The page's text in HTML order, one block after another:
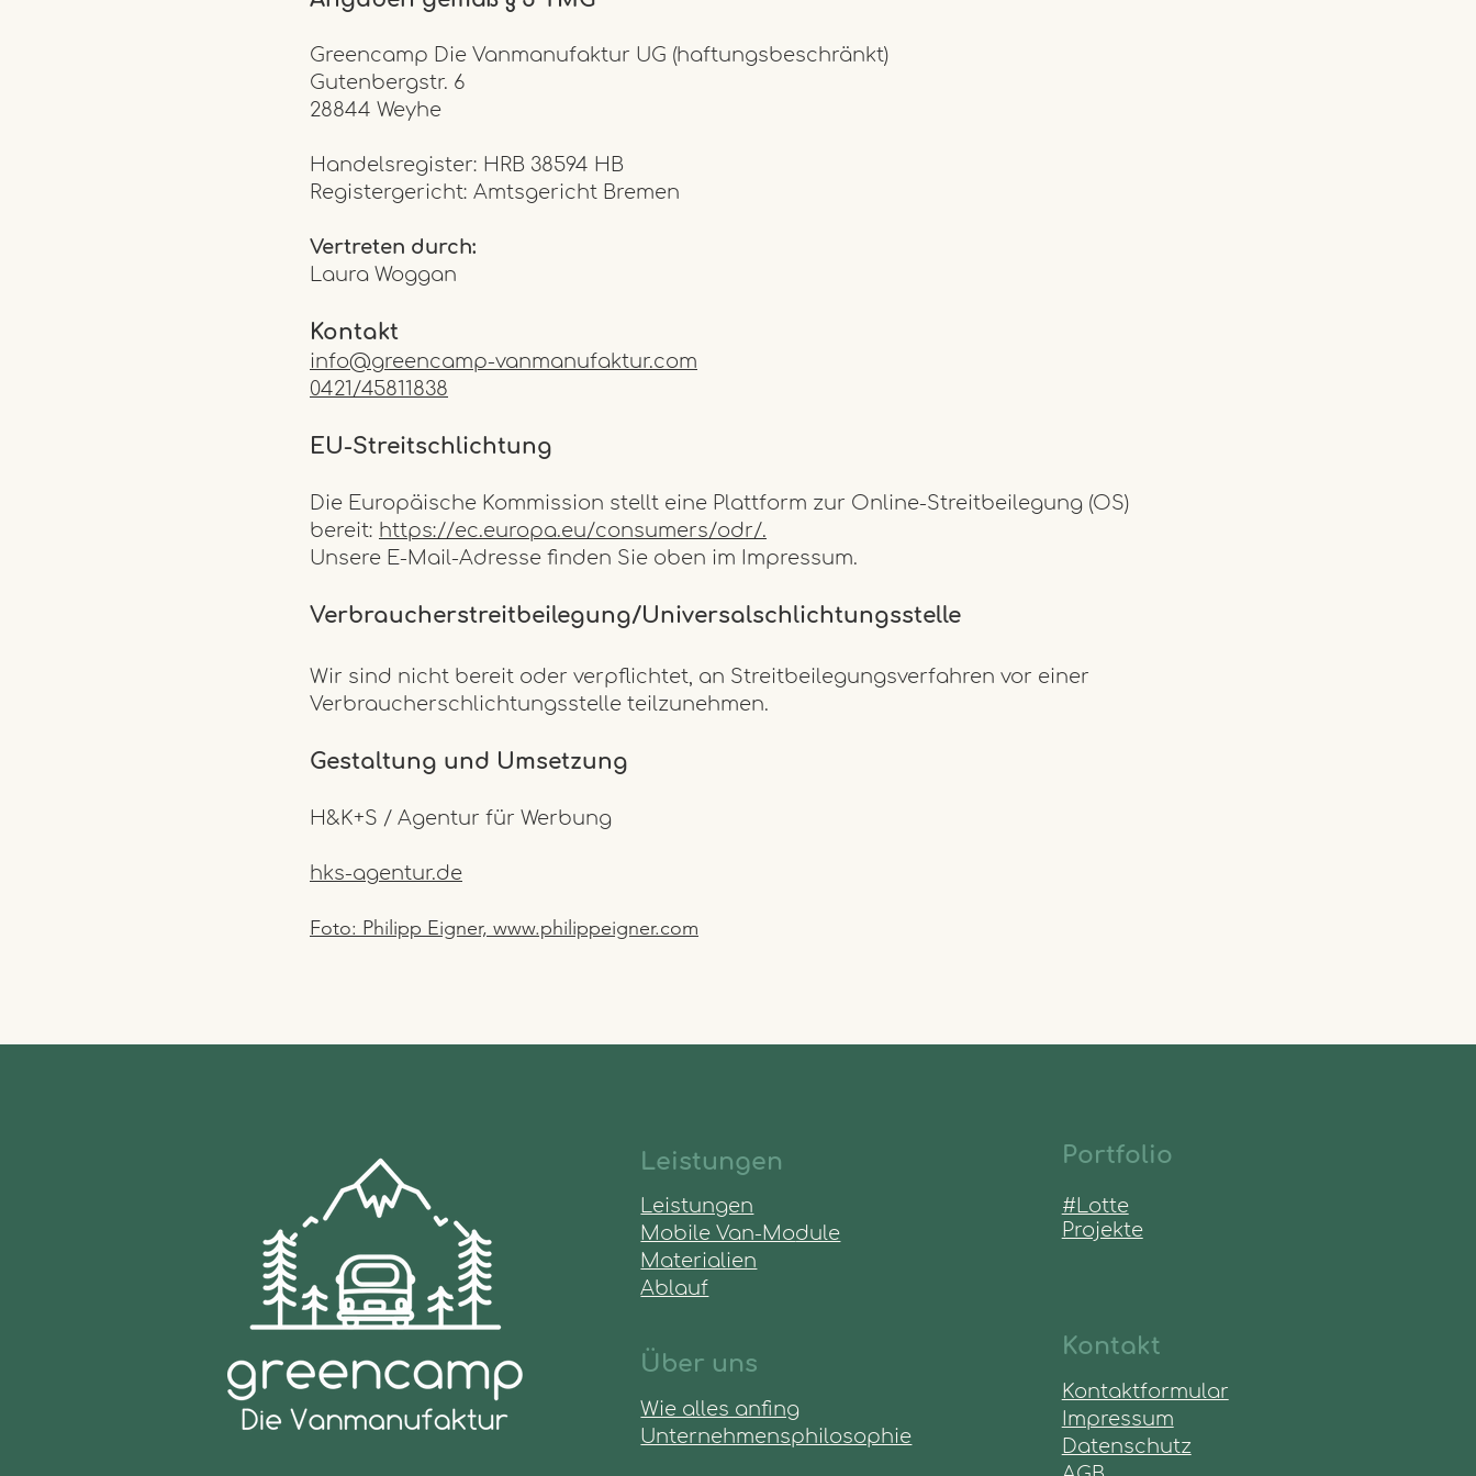
Greencamp Die Vanmanufaktur UG (haftungsbeschränkt)
Gutenbergstr. 6
28844 Weyhe
Handelsregister: HRB 38594 HB
Registergericht: Amtsgericht Bremen
Vertreten durch:
Laura Woggan
Kontakt
info@greencamp-vanmanufaktur.com
0421/45811838
EU-Streitschlichtung
Die Europäische Kommission stellt eine Plattform zur Online-Streitbeilegung (OS)
bereit: https://ec.europa.eu/consumers/odr/.
Unsere E-Mail-Adresse finden Sie oben im Impressum.
Verbraucherstreitbeilegung/Universalschlichtungsstelle
Wir sind nicht bereit oder verpflichtet, an Streitbeilegungsverfahren vor einer
Verbraucherschlichtungsstelle teilzunehmen.
Gestaltung und Umsetzung
H&K+S / Agentur für Werbung
hks-agentur.de
Foto: Philipp Eigner, www.philippeigner.com
Leistungen
Leistungen
Mobile Van-Module
Materialien
Ablauf
Über uns
Wie alles anfing
Unternehmensphilosophie
Portfolio
#Lotte
Projekte
Kontakt
Kontaktformular
Impressum
Datenschutz